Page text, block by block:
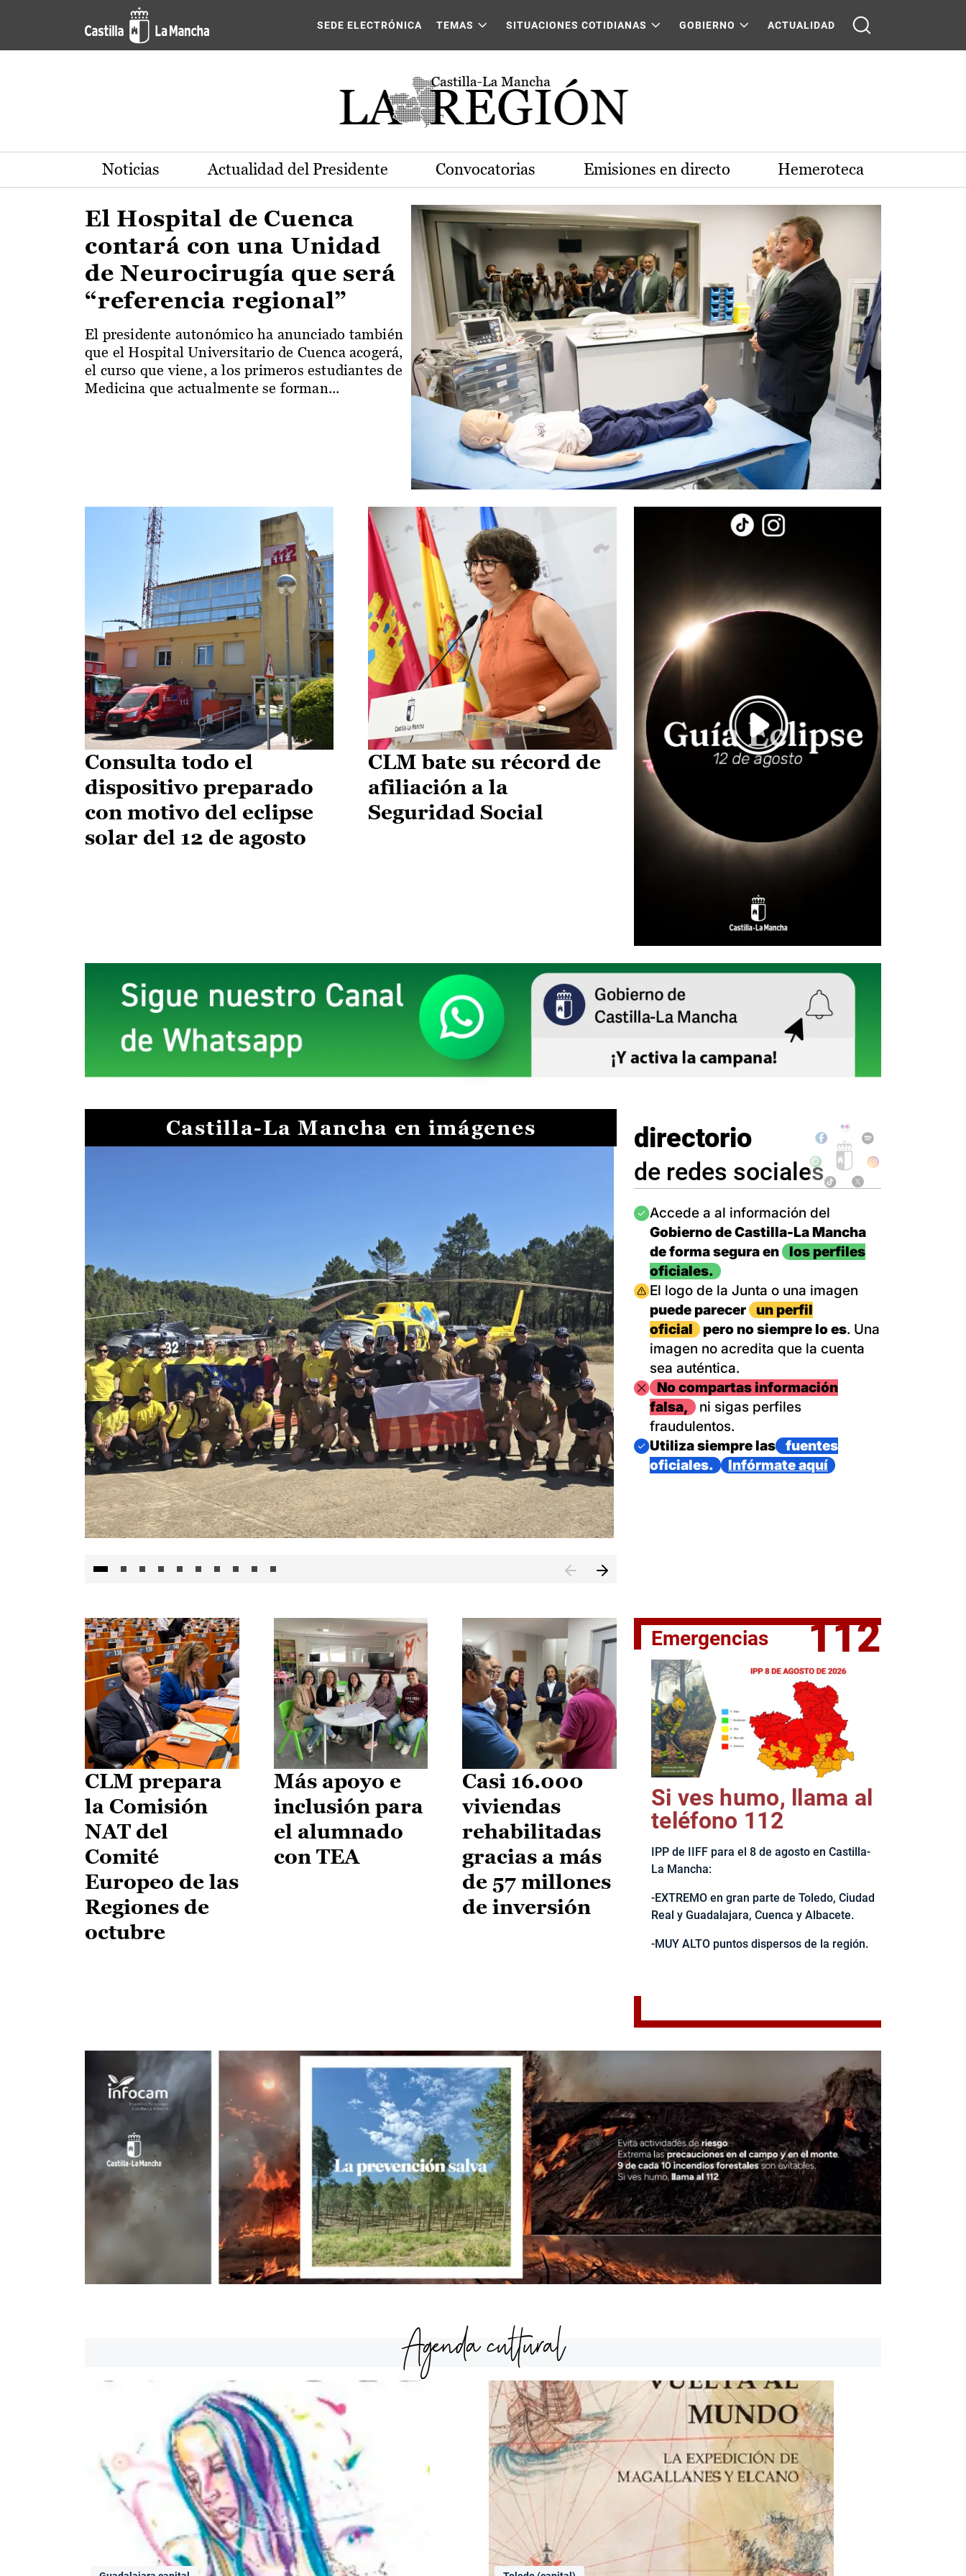
Pasar al contenido principal
Actualidad de la región de Castilla-La Mancha
SEDE ELECTRÓNICA TEMAS SITUACIONES COTIDIANAS GOBIERNO ACTUALIDAD
Noticias Actualidad del Presidente Convocatorias Emisiones en directo Hemeroteca
El Hospital de Cuenca
contará con una Unidad
de Neurocirugía que será
“referencia regional”
El presidente autonómico ha anunciado también
que el Hospital Universitario de Cuenca acogerá,
el curso que viene, a los primeros estudiantes de
Medicina que actualmente se forman...
Consulta todo el
dispositivo preparado
con motivo del eclipse
solar del 12 de agosto
CLM bate su récord de
afiliación a la
Seguridad Social
Castilla-La Mancha en imágenes
II Vuelta Ciclista CLM LEADER
directorio
de redes sociales
Imagen
Accede a al información del
Gobierno de Castilla-La Mancha
de forma segura en
los perfiles
oficiales.
Imagen
El logo de la Junta o una imagen
puede parecer
un perfil
oficial
pero no siempre lo es. Una
imagen no acredita que la cuenta
sea auténtica.
ImagenNo compartas información
falsa,
ni sigas perfiles
fraudulentos.
Imagen
Utiliza siempre las
fuentes
oficiales.
Infórmate aquí
CLM prepara
la Comisión
NAT del
Comité
Europeo de las
Regiones de
octubre
Más apoyo e
inclusión para
el alumnado
con TEA
Casi 16.000
viviendas
rehabilitadas
gracias a más
de 57 millones
de inversión
Emergencias 112
Si ves humo, llama al
teléfono 112
IPP de IIFF para el 8 de agosto en Castilla-
La Mancha:
-EXTREMO en gran parte de Toledo, Ciudad
Real y Guadalajara, Cuenca y Albacete.
-MUY ALTO puntos dispersos de la región.
Agenda cultural